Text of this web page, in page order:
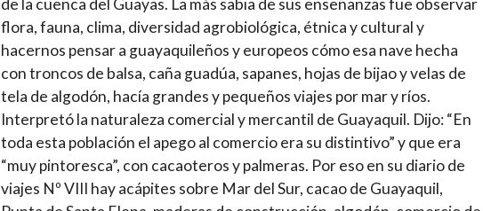
de la cuenca del Guayas. La más sabia de sus enseñanzas fue observar
flora, fauna, clima, diversidad agrobiológica, étnica y cultural y
hacernos pensar a guayaquileños y europeos cómo esa nave hecha
con troncos de balsa, caña guadúa, sapanes, hojas de bijao y velas de
tela de algodón, hacía grandes y pequeños viajes por mar y ríos.
Interpretó la naturaleza comercial y mercantil de Guayaquil. Dijo: “En
toda esta población el apego al comercio era su distintivo” y que era
“muy pintoresca”, con cacaoteros y palmeras. Por eso en su diario de
viajes Nº VIII hay acápites sobre Mar del Sur, cacao de Guayaquil,